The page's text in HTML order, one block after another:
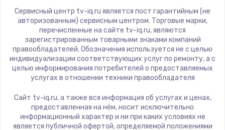
Заказать
Замена видеочипа
2745 руб.
Заказать
2600 руб.
Заказать
Yandex
National
iFFALCON
Tuvio
Nord
BenQ
Сервисный центр tv-iq.ru является пост гарантийным (не
авторизованным) сервисным центром. Торговые марки,
перечисленные на сайте tv-iq.ru, являются
зарегистрированным товарными знаками компаний
правообладателей. Обозначения используется не с целью
индивидуализации соответствующих услуг по ремонту, а с
целью информирования потребителей о предоставляемых
услугах в отношении техники правообладателя
Сайт tv-iq.ru, а также вся информация об услугах и ценах,
предоставленная на нём, носит исключительно
информационный характер и ни при каких условиях не
является публичной офертой, определяемой положениями